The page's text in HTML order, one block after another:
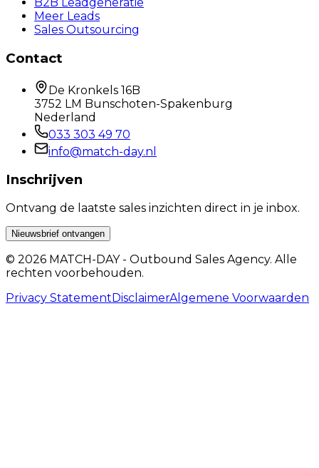
Meer Leads
Sales Outsourcing
Contact
De Kronkels 16B
3752 LM Bunschoten-Spakenburg
Nederland
033 303 49 70
info@match-day.nl
Inschrijven
Ontvang de laatste sales inzichten direct in je inbox.
Nieuwsbrief ontvangen
© 2026 MATCH-DAY - Outbound Sales Agency. Alle
rechten voorbehouden.
Privacy StatementDisclaimerAlgemene Voorwaarden